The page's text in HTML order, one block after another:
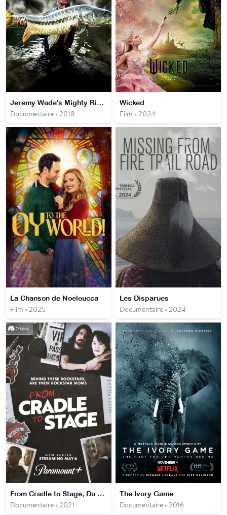
Jeremy Wade's Mighty Rivers
Documentaire • 2018
Wicked
Film • 2024
La Chanson de Noeloucca
Film • 2025
Les Disparues
Documentaire • 2024
From Cradle to Stage, Du Berceau à la scène
Documentaire • 2021
The Ivory Game
Documentaire • 2016